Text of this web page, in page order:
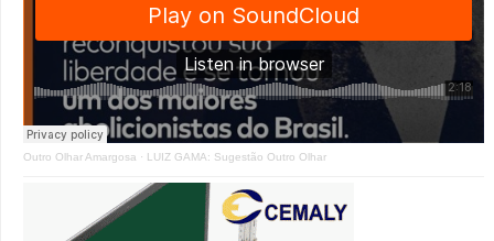
Outro Olhar Amargosa · LUIZ GAMA: Sugestão Outro Olhar